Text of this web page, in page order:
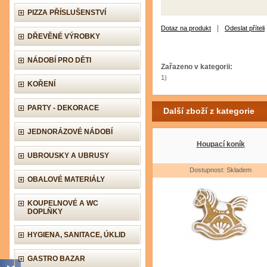
PIZZA PŘÍSLUŠENSTVÍ
DŘEVĚNÉ VÝROBKY
NÁDOBÍ PRO DĚTI
KOŘENÍ
PARTY - DEKORACE
JEDNORÁZOVÉ NÁDOBÍ
UBROUSKY A UBRUSY
OBALOVÉ MATERIÁLY
KOUPELNOVÉ A WC
DOPLŇKY
HYGIENA, SANITACE, ÚKLID
GASTRO BAZAR
Dotaz na produkt Odeslat příteli
Zařazeno v kategorii:
1)
Další zboží z kategorie
Houpací koník
Dostupnost: Skladem